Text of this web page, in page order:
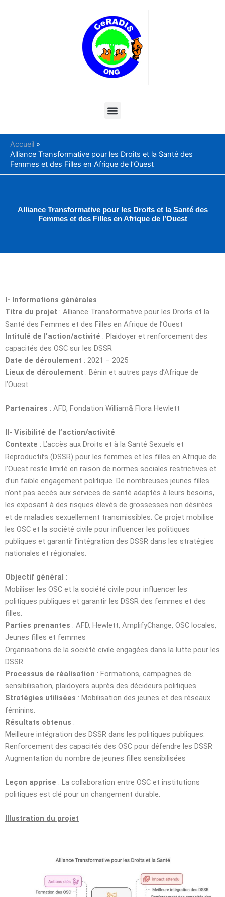
Accueil
Alliance Transformative pour les Droits et la Santé des
Femmes et des Filles en Afrique de l’Ouest
Alliance Transformative pour les Droits et la Santé des
Femmes et des Filles en Afrique de l’Ouest
I- Informations générales
Titre du projet : Alliance Transformative pour les Droits et la
Santé des Femmes et des Filles en Afrique de l’Ouest
Intitulé de l’action/activité : Plaidoyer et renforcement des
capacités des OSC sur les DSSR
Date de déroulement : 2021 – 2025
Lieux de déroulement : Bénin et autres pays d’Afrique de
l’Ouest
Partenaires : AFD, Fondation William& Flora Hewlett
II- Visibilité de l’action/activité
Contexte : L’accès aux Droits et à la Santé Sexuels et
Reproductifs (DSSR) pour les femmes et les filles en Afrique de
l’Ouest reste limité en raison de normes sociales restrictives et
d’un faible engagement politique. De nombreuses jeunes filles
n’ont pas accès aux services de santé adaptés à leurs besoins,
les exposant à des risques élevés de grossesses non désirées
et de maladies sexuellement transmissibles. Ce projet mobilise
les OSC et la société civile pour influencer les politiques
publiques et garantir l’intégration des DSSR dans les stratégies
nationales et régionales.
Objectif général :
Mobiliser les OSC et la société civile pour influencer les
politiques publiques et garantir les DSSR des femmes et des
filles.
Parties prenantes : AFD, Hewlett, AmplifyChange, OSC locales,
Jeunes filles et femmes
Organisations de la société civile engagées dans la lutte pour les
DSSR.
Processus de réalisation : Formations, campagnes de
sensibilisation, plaidoyers auprès des décideurs politiques.
Stratégies utilisées : Mobilisation des jeunes et des réseaux
féminins.
Résultats obtenus :
Meilleure intégration des DSSR dans les politiques publiques.
Renforcement des capacités des OSC pour défendre les DSSR
Augmentation du nombre de jeunes filles sensibilisées
Leçon apprise : La collaboration entre OSC et institutions
politiques est clé pour un changement durable.
Illustration du projet